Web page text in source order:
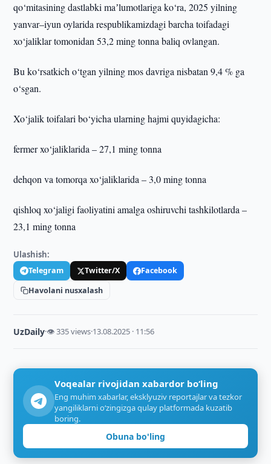
qo‘mitasining dastlabki maʼlumotlariga ko‘ra, 2025 yilning
yanvar–iyun oylarida respublikamizdagi barcha toifadagi
xo‘jaliklar tomonidan 53,2 ming tonna baliq ovlangan.
Bu ko‘rsatkich o‘tgan yilning mos davriga nisbatan 9,4 % ga
o‘sgan.
Xo‘jalik toifalari bo‘yicha ularning hajmi quyidagicha:
fermer xo‘jaliklarida – 27,1 ming tonna
dehqon va tomorqa xo‘jaliklarida – 3,0 ming tonna
qishloq xo‘jaligi faoliyatini amalga oshiruvchi tashkilotlarda –
23,1 ming tonna
Ulashish:
Telegram Twitter/X
Facebook
Havolani nusxalash
UzDaily·👁 335 views·13.08.2025 · 11:56
Voqealar rivojidan xabardor bo‘ling
Eng muhim xabarlar, eksklyuziv reportajlar va tezkor
yangiliklarni o‘zingizga qulay platformada kuzatib
boring.
Obuna bo'ling